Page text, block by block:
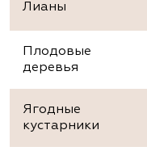
Лианы
Плодовые
деревья
Ягодные
кустарники